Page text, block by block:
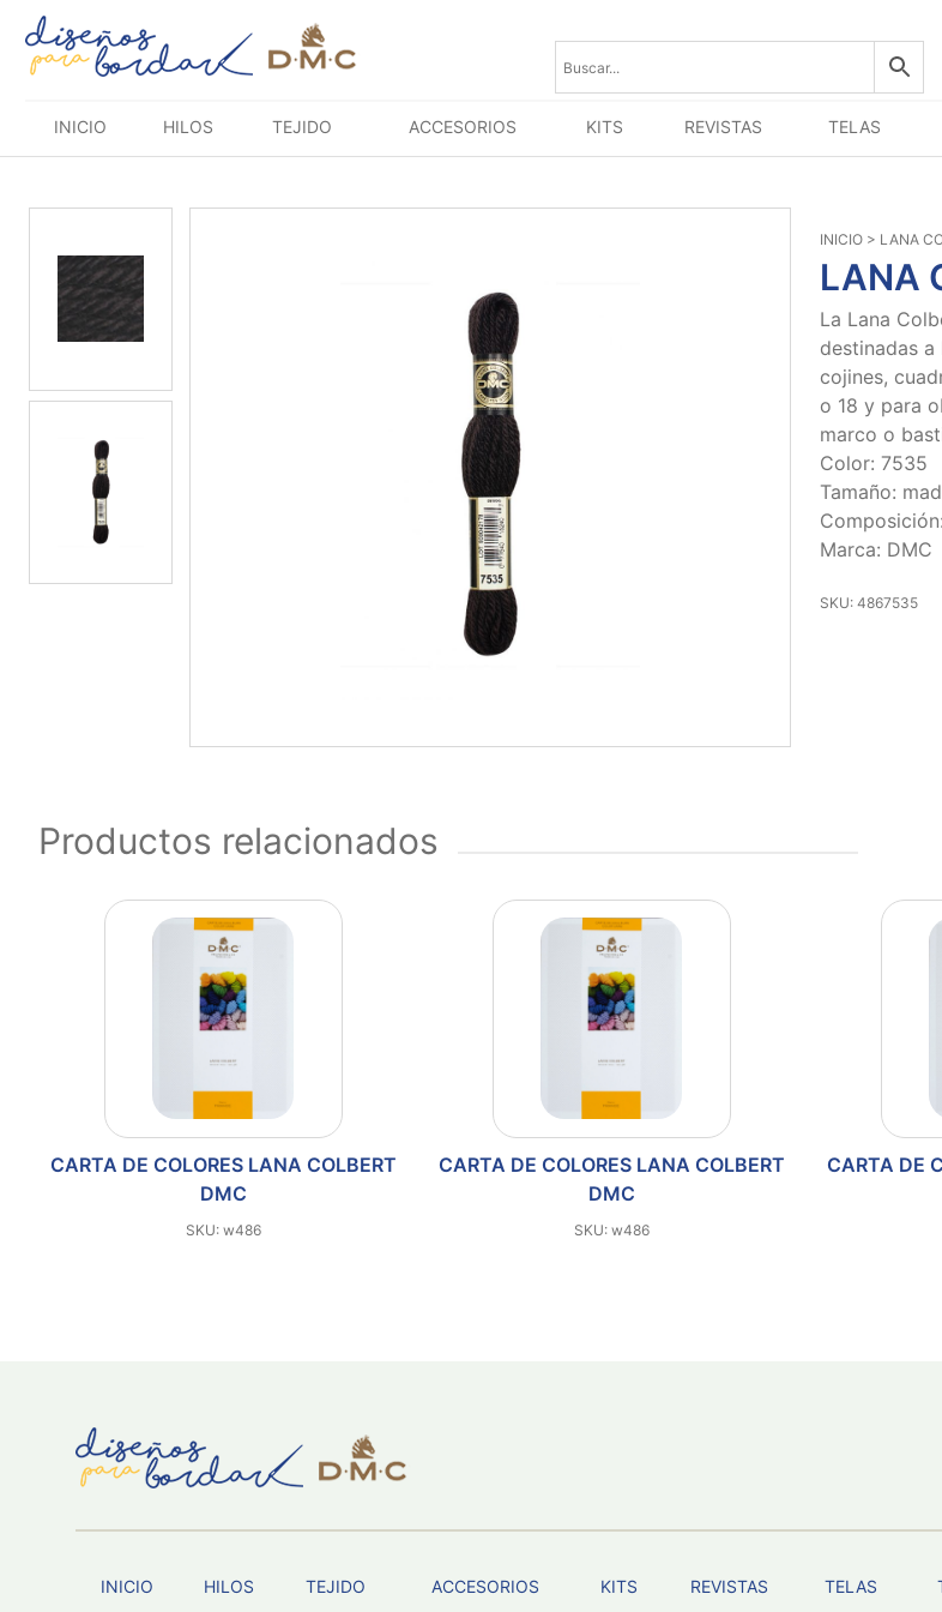
Saltar
contenido
INICIO HILOS TEJIDO ACCESORIOS KITS REVISTAS TELAS
INICIO > LANA
LANA
La Lana
destinadas
cojines,
o 18 y para
marco o
Color: 7535
Tamaño:
Marca: DMC
SKU: 4867535
Productos relacionados
CARTA DE COLORES LANA COLBERT
DMC
SKU: w486
CARTA DE COLORES LANA COLBERT
DMC
SKU: w486
CARTA DE
INICIO HILOS TEJIDO ACCESORIOS KITS REVISTAS TELAS